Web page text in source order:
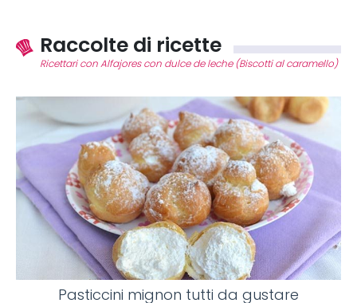
Raccolte di ricette
Ricettari con Alfajores con dulce de leche (Biscotti al caramello)
Pasticcini mignon tutti da gustare